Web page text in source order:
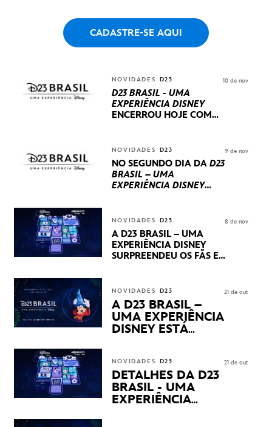
CADASTRE-SE AQUI
NOVIDADES D23
D23 BRASIL - UMA
EXPERIÊNCIA DISNEY
ENCERROU HOJE COM
INTERNACIONAIS E
PRODUÇÕES BRASILEIRAS
10 de nov
NOVIDADES D23
NO SEGUNDO DIA DA D23
BRASIL – UMA
EXPERIÊNCIA DISNEY
STUDIOS REVELARAM
PRÉVIAS E NOVIDADES
DOS SEUS PRÓXIMOS
LANÇAMENTOS
9 de nov
NOVIDADES D23
A D23 BRASIL – UMA
EXPERIÊNCIA DISNEY
SURPREENDEU OS FÃS EM
APRESENTAÇÕES E
PRODUTOS EXCLUSIVOS
NO TRANSAMÉRICA EXPO
CENTER EM SÃO PAULO
8 de nov
NOVIDADES D23
A D23 BRASIL –
UMA EXPERIÊNCIA
DISNEY ESTÁ
21 de out
NOVIDADES D23
DETALHES DA D23
BRASIL - UMA
EXPERIÊNCIA
21 de out